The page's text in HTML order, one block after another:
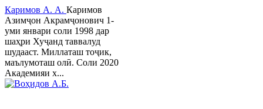
Каримов А. А. Каримов
Азимҷон Акрамҷонович 1-
уми январи соли 1998 дар
шаҳри Хуҷанд таввалуд
шудааст. Миллаташ тоҷик,
маълумоташ олӣ. Соли 2020
Академияи х...